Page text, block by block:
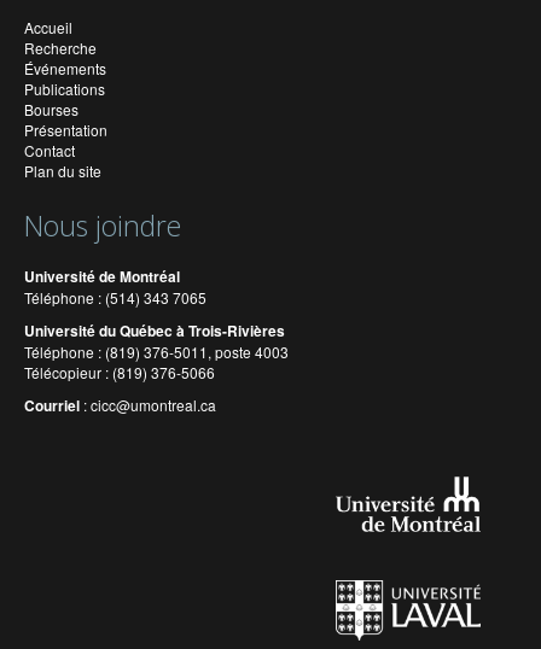
Accueil
Recherche
Événements
Publications
Bourses
Présentation
Contact
Plan du site
Nous joindre
Université de Montréal
Téléphone : (514) 343 7065
Université du Québec à Trois-Rivières
Téléphone : (819) 376-5011, poste 4003
Télécopieur : (819) 376-5066
Courriel :cicc@umontreal.ca